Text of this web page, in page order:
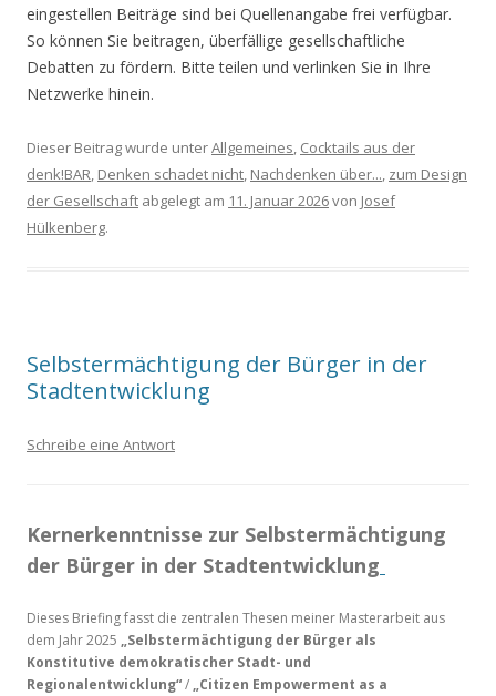
eingestellen Beiträge sind bei Quellenangabe frei verfügbar.
So können Sie beitragen, überfällige gesellschaftliche
Debatten zu fördern. Bitte teilen und verlinken Sie in Ihre
Netzwerke hinein.
Dieser Beitrag wurde unterAllgemeines, Cocktails aus der
denk!BAR, Denken schadet nicht, Nachdenken über..., zum Design
der Gesellschaft abgelegt am 11. Januar 2026von Josef
Hülkenberg.
Selbstermächtigung der Bürger in der
Stadtentwicklung
Schreibe eine Antwort
Kernerkenntnisse zur Selbstermächtigung
der Bürger in der Stadtentwicklung
Dieses Briefing fasst die zentralen Thesen meiner Masterarbeit aus
dem Jahr 2025 „Selbstermächtigung der Bürger als
Konstitutive demokratischer Stadt- und
Regionalentwicklung“/ „Citizen Empowerment as a